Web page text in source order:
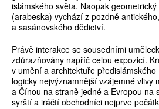
islámského světa. Naopak
(arabeska) vychází z pozdně
a sasánovského dědictví.
Právě interakce se sousedními
zdůrazňovány napříč celou expozicí.
v umění a architektuře
logicky nejvýznamnější vzájemné vlivy
a Čínou na straně jedné a Evropou na
syrští a iráčtí obchodníci nejprve